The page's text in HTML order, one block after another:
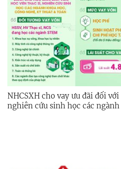
NHCSXH cho vay ưu đãi đối
nghiên cứu sinh học các